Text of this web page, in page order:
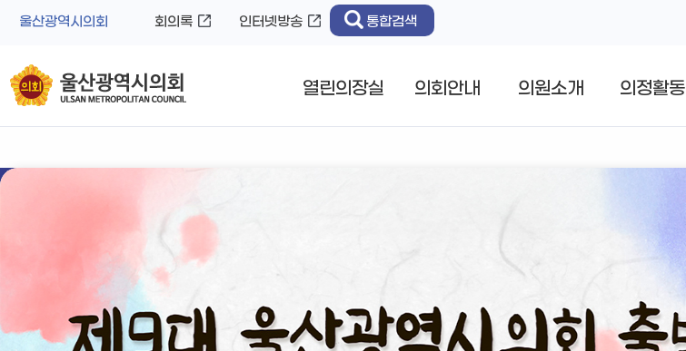
울산광역시의회 회의록 인터넷방송 통합검색
열린의장실 의회안내 의원소개 의정활동